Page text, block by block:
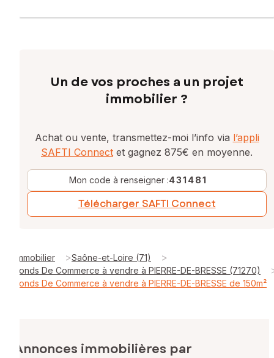
Un de vos proches a un projet
immobilier ?
Achat ou vente, transmettez-moi l’info via l’appli
SAFTI Connect et gagnez 875€ en moyenne.
Mon code à renseigner :431481
Télécharger SAFTI Connect
Immobilier >Saône-et-Loire (71) >
Fonds De Commerce à vendre à PIERRE-DE-BRESSE (71270)
Fonds De Commerce à vendre à PIERRE-DE-BRESSE de 150m²
Annonces immobilières par